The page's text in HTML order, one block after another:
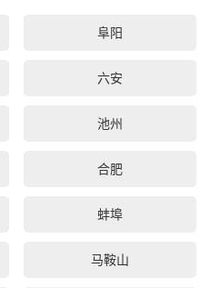
阜阳
六安
池州
合肥
蚌埠
马鞍山